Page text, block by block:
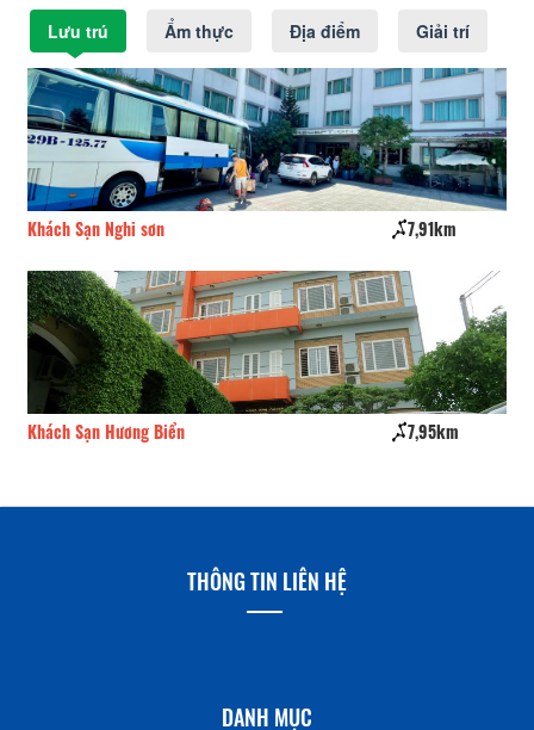
Lưu trú Ẩm thực Địa điểm Giải trí
Khách Sạn Nghi sơn 7,91km
Khách Sạn Hương Biển 7,95km
THÔNG TIN LIÊN HỆ
DANH MỤC